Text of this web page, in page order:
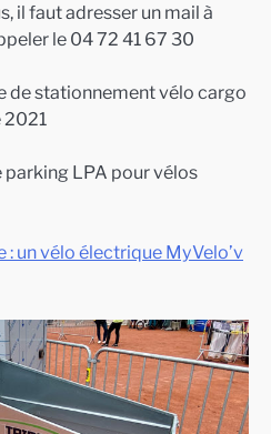
il faut adresser un mail à
le 04 72 41 67 30
de stationnement vélo cargo
2021
parking LPA pour vélos
: un vélo électrique MyVelo’v